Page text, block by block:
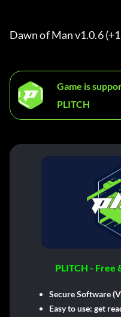
Dawn of Man v1.0.6
Game is
PLITCH
PLITCH - Free
Secure Software
Easy to use: get